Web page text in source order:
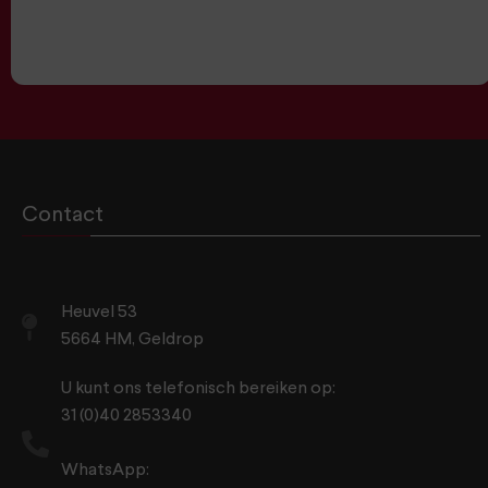
Contact
Heuvel 53
5664 HM, Geldrop
U kunt ons telefonisch bereiken op:
31 (0)40 2853340
WhatsApp: